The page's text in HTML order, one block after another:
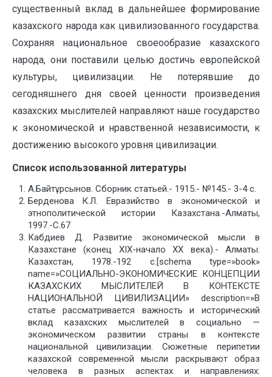
существенный вклад в дальнейшее формирование
казахского народа как цивилизованного государства.
Сохраняя национальное своеообразие казахского
народа, они поставили целью достичь европейской
культуры, цивилизации. Не потерявшие до
сегодняшнего дня своей ценности произведения
казахских мыслителей направляют наше государство
к экономической и нравственной независимости, к
достижению высокого уровня цивилизации.
Список использованной литературы
А.Байтұрсынов. Сборник статьей.- 1915.- №145.- 3-4 с.
Берденова К.Л. Евразийство в экономической и
этнополитической истории Казахстана.-Алматы,
1997.-С.67
Кабдиев Д. Развитие экономической мысли в
Казахстане (конец ХІХ-начало ХХ века).- Алматы:
Казахстан, 1978.-192 с.[schema type=»book»
name=»СОЦИАЛЬНО-ЭКОНОМИЧЕСКИЕ КОНЦЕПЦИИ
КАЗАХСКИХ МЫСЛИТЕЛЕЙ В КОНТЕКСТЕ
НАЦИОНАЛЬНОЙ ЦИВИЛИЗАЦИИ» description=»В
статье рассматривается важность и исторический
вклад казахских мыслителей в социально —
экономическом развитии страны в контексте
национальной цивилизации. Сюжетные перипетии
казахской современной мысли раскрывают образ
человека в разных аспектах и направлениях: